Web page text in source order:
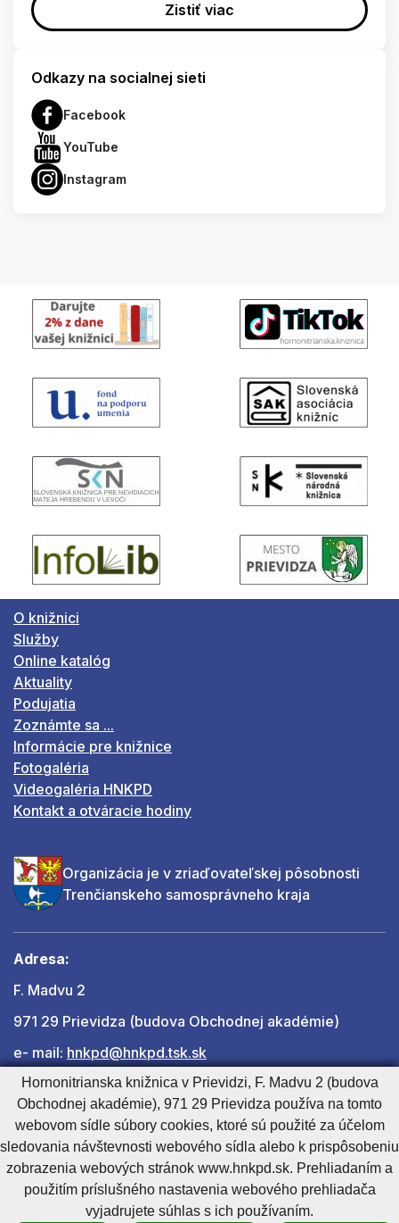
Zistiť viac
Odkazy na socialnej sieti
Facebook
YouTube
Instagram
O knižnici
Služby
Online katalóg
Aktuality
Podujatia
Zoznámte sa ...
Informácie pre knižnice
Fotogaléria
Videogaléria HNKPD
Kontakt a otváracie hodiny
Organizácia je v zriaďovateľskej pôsobnosti
Trenčianskeho samosprávneho kraja
Adresa:
F. Madvu 2
971 29 Prievidza (budova Obchodnej akadémie)
e- mail: hnkpd@hnkpd.tsk.sk
Ďalšie kontakty
Cookies nastavenieCookies - viac informáciíVyhlásenie o prístupnosti
Technický prevádzkovateľ
Správca obsahu
Hornonitrianska knižnica v Prievidzi, F. Madvu 2 (budova
Obchodnej akadémie), 971 29 Prievidza používa na tomto
webovom sídle súbory cookies, ktoré sú použité za účelom
sledovania návštevnosti webového sídla alebo k prispôsobeniu
zobrazenia webových stránok www.hnkpd.sk. Prehliadaním a
použitím príslušného nastavenia webového prehliadača
vyjadrujete súhlas s ich používaním.